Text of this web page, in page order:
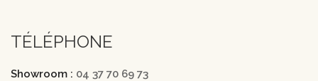
TÉLÉPHONE
Showroom : 04 37 70 69 73